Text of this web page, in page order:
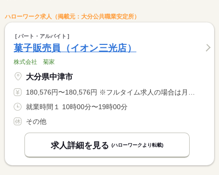
ハローワーク求人（掲載元：大分公共職業安定所）
パート・アルバイト
菓子販売員（イオン三光店）
株式会社 菊家
大分県中津市
180,576円〜180,576円 ※フルタイム求人の場合は月額（換算額）、パート求人の場合は時間額を表示しています。
就業時間１ 10時00分〜19時00分
その他
求人詳細を見る (ハローワークより転載)